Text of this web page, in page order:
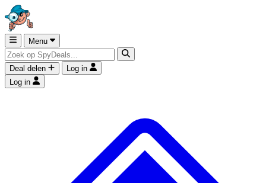
Menu
Deal delen
Log in
Log in